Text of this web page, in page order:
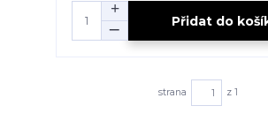
Přidat do
strana z 1